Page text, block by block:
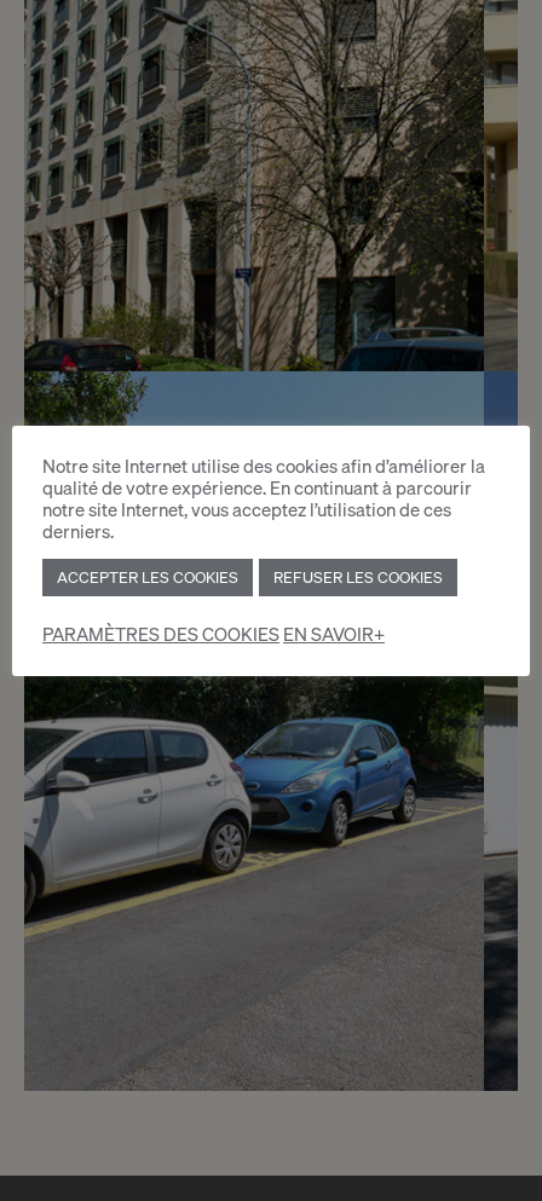
5
Chemin des Vignes 2
Genève
m2
Notre site Internet utilise des cookies afin d’améliorer la
qualité de votre expérience. En continuant à parcourir
notre site Internet, vous acceptez l’utilisation de ces
derniers.
ACCEPTER LES COOKIES REFUSER LES COOKIES
PARAMÈTRES DES COOKIESEN SAVOIR+